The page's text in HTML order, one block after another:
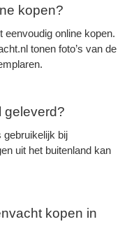
kopen?
online kopen.
tonen foto’s van de
geleverd?
gebruikelijk bij
uit het buitenland kan
kopen in